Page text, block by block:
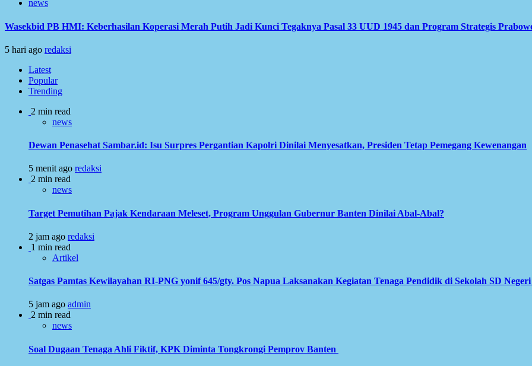
news
Wasekbid PB HMI: Keberhasilan Koperasi Merah Putih Jadi Kunci Tegaknya Pasal 33 UUD 1945 dan Program Strategis
5 hari ago redaksi
Latest
Popular
Trending
2 min read
news
Dewan Penasehat Sambar.id: Isu Surpres Pergantian Kapolri Dinilai Menyesatkan, Presiden Tetap Pemegang Kewenangan
5 menit ago redaksi
2 min read
news
Target Pemutihan Pajak Kendaraan Meleset, Program Unggulan Gubernur Banten Dinilai Abal-Abal?
2 jam ago redaksi
1 min read
Artikel
Satgas Pamtas Kewilayahan RI-PNG yonif 645/gty. Pos Napua Laksanakan Kegiatan Tenaga Pendidik di Sekolah SD
5 jam ago admin
2 min read
news
Soal Dugaan Tenaga Ahli Fiktif, KPK Diminta Tongkrongi Pemprov Banten